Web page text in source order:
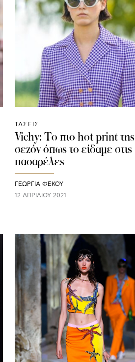
ΤΑΣΕΙΣ
Vichy: Το πιο hot print της
σεζόν όπως το είδαμε στις
πασαρέλες
ΓΕΩΡΓΙΑ ΦΕΚΟΥ
12 ΑΠΡΙΛΊΟΥ 2021